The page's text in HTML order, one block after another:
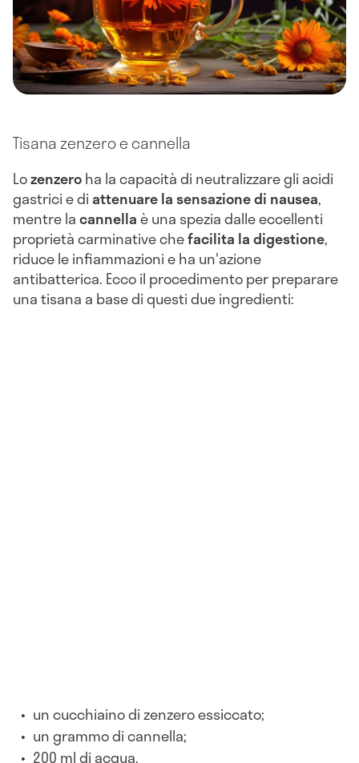
Tisana zenzero e cannella
Lozenzeroha la capacità di neutralizzare gli acidi
gastrici e diattenuare la sensazione di nausea,
mentre lacannellaè una spezia dalle eccellenti
proprietà carminative chefacilita la digestione,
riduce le infiammazioni e ha un'azione
antibatterica. Ecco il procedimento per preparare
una tisana a base di questi due ingredienti:
un cucchiaino di zenzero essiccato;
un grammo di cannella;
200 ml di acqua.